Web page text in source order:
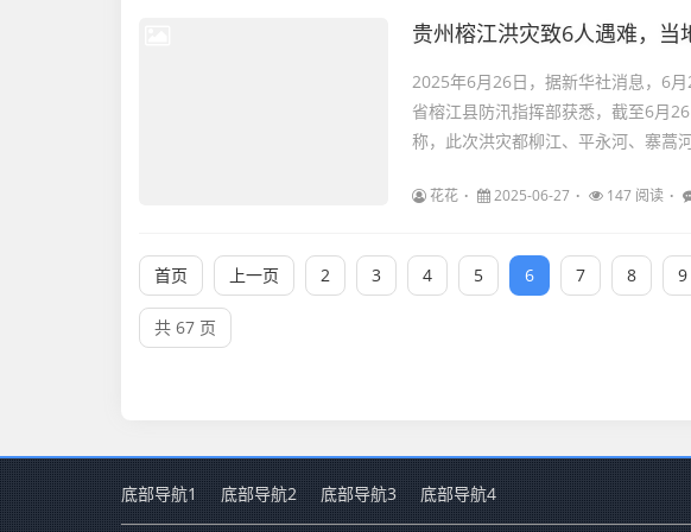
贵州榕江洪灾致6人遇难，
2025年6月26日，据新华社消息，6
省榕江县防汛指挥部获悉，截至6月
称，此次洪灾都柳江、平永河、寨蒿
花花 2025-06-27 147 阅读
首页 上一页 2 3 4 5 6 7 8 9
共 67 页
底部导航1 底部导航2 底部导航3 底部导航4